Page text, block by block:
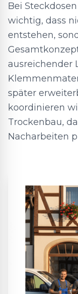
Bei
wichtig, dass
entstehen,
ausreichender
später
koordinieren
Trockenbau,
Nacharbeiten